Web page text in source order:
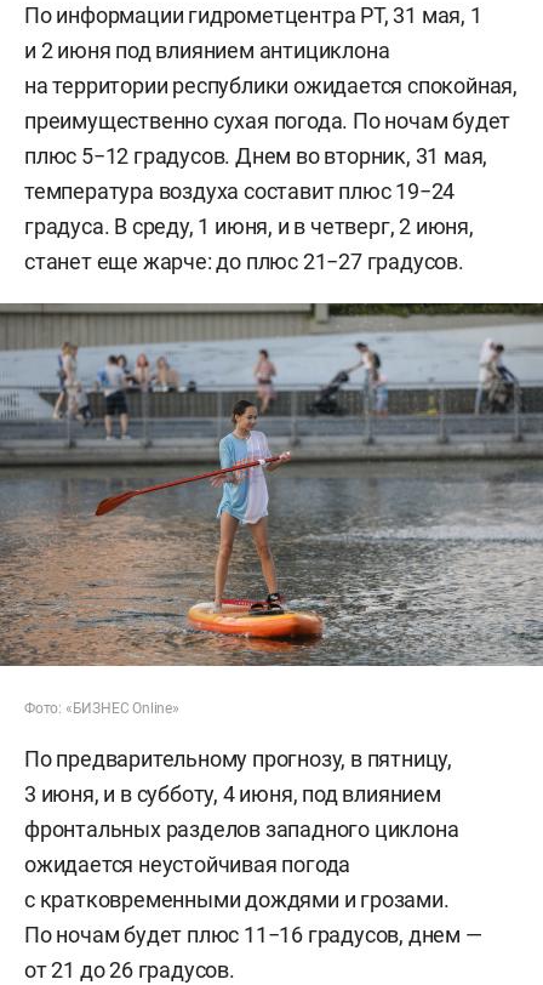
По информации гидрометцентра РТ, 31 мая, 1
и 2 июня под влиянием антициклона
на территории республики ожидается спокойная,
преимущественно сухая погода. По ночам будет
плюс 5−12 градусов. Днем во вторник, 31 мая,
температура воздуха составит плюс 19−24
градуса. В среду, 1 июня, и в четверг, 2 июня,
станет еще жарче: до плюс 21−27 градусов.
Фото: «БИЗНЕС Online»
По предварительному прогнозу, в пятницу,
3 июня, и в субботу, 4 июня, под влиянием
фронтальных разделов западного циклона
ожидается неустойчивая погода
с кратковременными дождями и грозами.
По ночам будет плюс 11−16 градусов, днем —
от 21 до 26 градусов.